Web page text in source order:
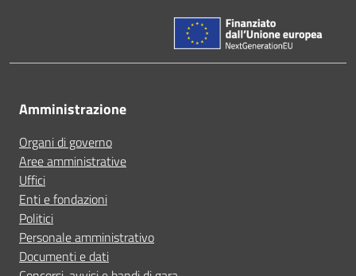
Amministrazione
Organi di governo
Aree amministrative
Uffici
Enti e fondazioni
Politici
Personale amministrativo
Documenti e dati